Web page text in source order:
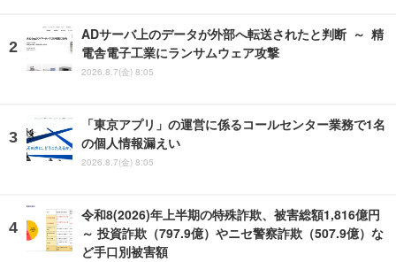
ADサーバ上のデータが外部へ転送されたと判断 ～ 精
電舎電子工業にランサムウェア攻撃
2026.8.7(金) 8:05
「東京アプリ」の運営に係るコールセンター業務で1名
の個人情報漏えい
2026.8.7(金) 8:05
令和8(2026)年上半期の特殊詐欺、被害総額1,816億円
～ 投資詐欺（797.9億）やニセ警察詐欺（507.9億）な
ど手口別被害額